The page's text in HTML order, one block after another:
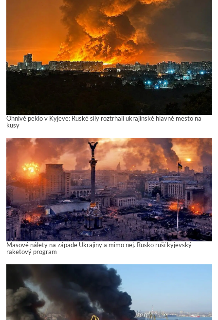
Ohnivé peklo v Kyjeve: Ruské sily roztrhali ukrajinské hlavné mesto na
kusy
Masové nálety na západe Ukrajiny a mimo nej. Rusko ruší kyjevský
raketový program